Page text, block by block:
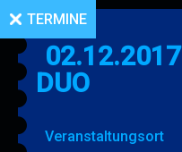
TERMINE
02.12.2017
DUO
Veranstaltungsort